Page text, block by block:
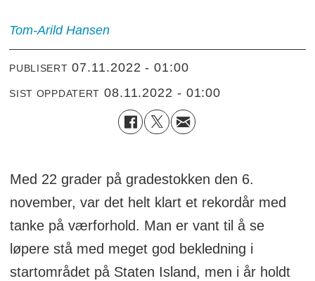
Tom-Arild Hansen
PUBLISERT 07.11.2022 - 01:00
SIST OPPDATERT 08.11.2022 - 01:00
Med 22 grader på gradestokken den 6.
november, var det helt klart et rekordår med
tanke på værforhold. Man er vant til å se
løpere stå med meget god bekledning i
startområdet på Staten Island, men i år holdt